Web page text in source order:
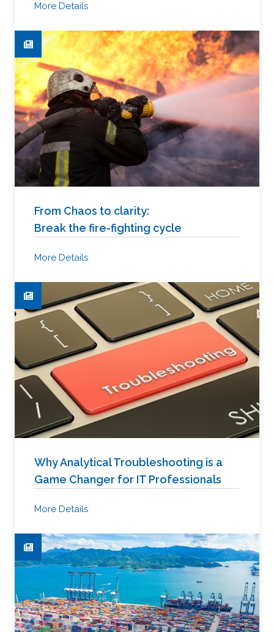
More Details
From Chaos to clarity:
Break the fire-fighting cycle
More Details
Why Analytical Troubleshooting is a
Game Changer for IT Professionals
More Details